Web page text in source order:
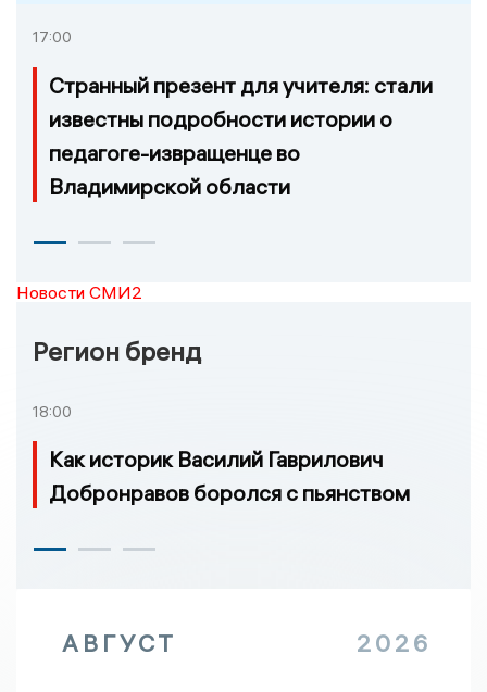
17:00
Странный презент для учителя: стали
известны подробности истории о
педагоге-извращенце во
Владимирской области
Новости СМИ2
Регион бренд
18:00
Как историк Василий Гаврилович
Добронравов боролся с пьянством
АВГУСТ 2026